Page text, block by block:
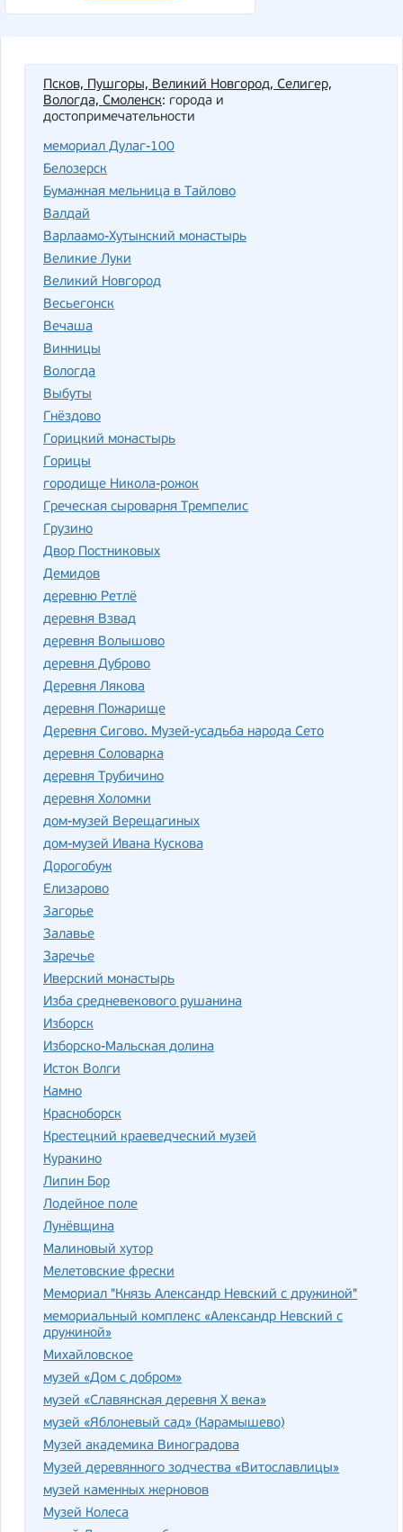
Псков, Пушгоры, Великий Новгород, Селигер,
Вологда, Смоленск: города и
достопримечательности
мемориал Дулаг-100
Белозерск
Бумажная мельница в Тайлово
Валдай
Варлаамо-Хутынский монастырь
Великие Луки
Великий Новгород
Весьегонск
Вечаша
Винницы
Вологда
Выбуты
Гнёздово
Горицкий монастырь
Горицы
городище Никола-рожок
Греческая сыроварня Тремпелис
Грузино
Двор Постниковых
Демидов
деревню Ретлё
деревня Взвад
деревня Волышово
деревня Дуброво
Деревня Лякова
деревня Пожарище
Деревня Сигово. Музей-усадьба народа Сето
деревня Соловарка
деревня Трубичино
деревня Холомки
дом-музей Верещагиных
дом-музей Ивана Кускова
Дорогобуж
Елизарово
Загорье
Залавье
Заречье
Иверский монастырь
Изба средневекового рушанина
Изборск
Изборско-Мальская долина
Исток Волги
Камно
Красноборск
Крестецкий краеведческий музей
Куракино
Липин Бор
Лодейное поле
Лунёвщина
Малиновый хутор
Мелетовские фрески
Мемориал "Князь Александр Невский с дружиной"
мемориальный комплекс «Александр Невский с
дружиной»
Михайловское
музей «Дом с добром»
музей «Славянская деревня X века»
музей «Яблоневый сад» (Карамышево)
Музей академика Виноградова
Музей деревянного зодчества «Витославлицы»
музей каменных жерновов
Музей Колеса